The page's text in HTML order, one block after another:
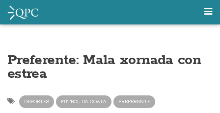
Preferente: Mala xornada con
estrea
DEPORTES FÚTBOL DA COSTA PREFERENTE